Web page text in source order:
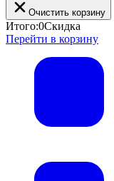
Очистить корзину
Итого:0Скидка
Перейти в корзину